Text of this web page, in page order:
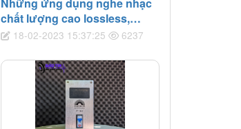
chất lượng cao lossless,
Hires trên thiết bị di động
18-02-2023 15:37:25 6237